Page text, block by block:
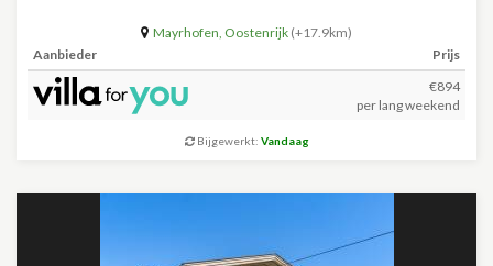
Mayrhofen, Oostenrijk (+17.9km)
Aanbieder
Prijs
€894
per lang weekend
Bijgewerkt: Vandaag